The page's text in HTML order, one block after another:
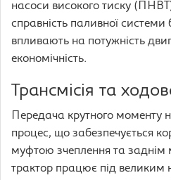
насоси високого тиску
справність паливної системи
впливають на потужність
економічність.
Трансмісія та
Передача крутного моменту
процес, що забезпечується
муфтою зчеплення та заднім
трактор працює під